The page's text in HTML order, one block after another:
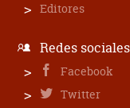
Editores
Redes sociales
Facebook
Twitter